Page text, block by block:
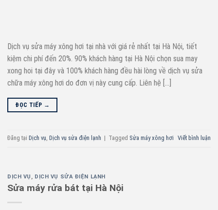
Dịch vụ sửa máy xông hơi tại nhà với giá rẻ nhất tại Hà Nội, tiết
kiệm chi phí đến 20%. 90% khách hàng tại Hà Nội chọn sua may
xong hoi tại đây và 100% khách hàng đều hài lòng về dịch vụ sửa
chữa máy xông hơi do đơn vị này cung cấp. Liên hệ […]
ĐỌC TIẾP →
Đăng tại Dịch vụ, Dịch vụ sửa điện lạnh | Tagged Sửa máy xông hơi Viết bình luận
DỊCH VỤ , DỊCH VỤ SỬA ĐIỆN LẠNH
Sửa máy rửa bát tại Hà Nội